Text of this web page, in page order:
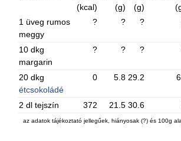
(kcal)
(g)
(g)
1 üveg rumos
meggy
? ? ?
10 dkg
margarin
? ? ?
20 dkg
étcsokoládé
0 5.8 29.2
2 dl tejszín 372 21.5 30.6
az adatok tájékoztató jellegűek, hiányosak (?) és 100g